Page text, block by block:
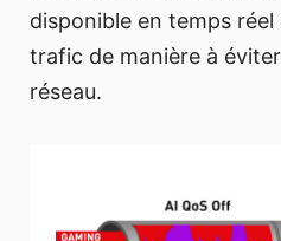
disponible en temps
trafic de manière à
réseau.